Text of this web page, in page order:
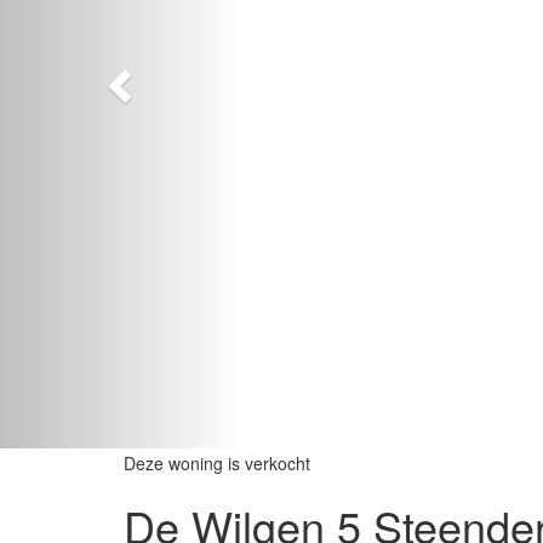
Deze woning is verkocht
De Wilgen 5